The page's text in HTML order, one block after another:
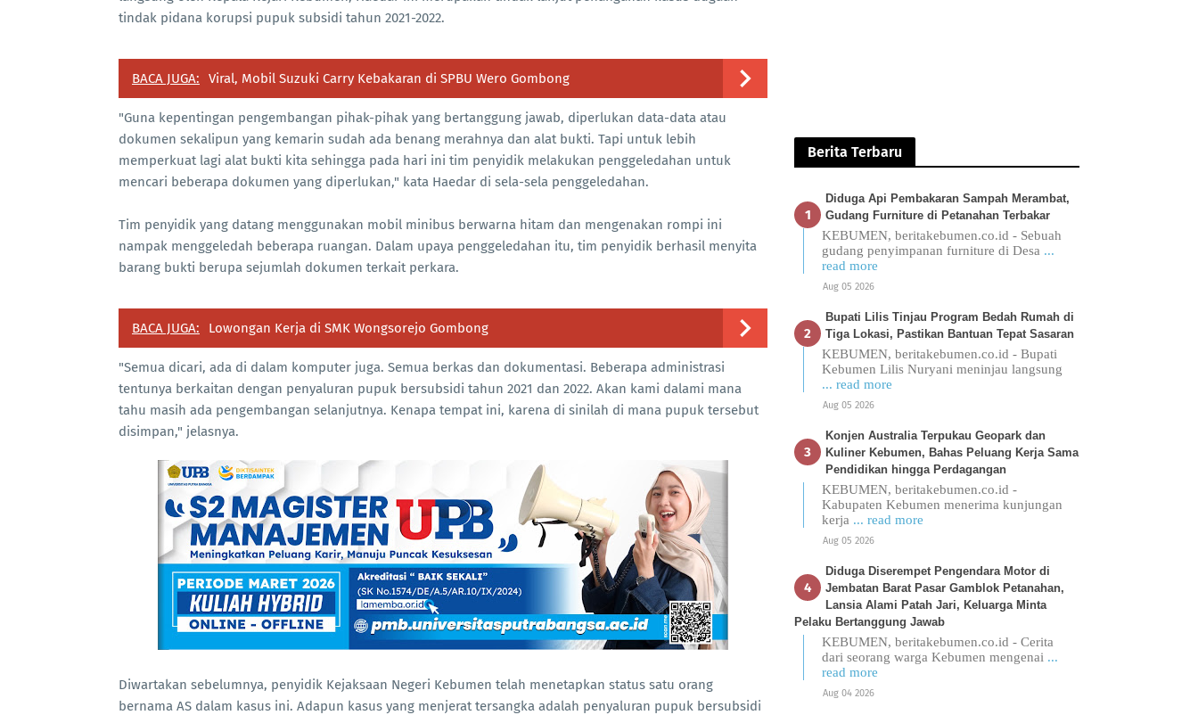
tindak pidana korupsi pupuk subsidi tahun 2021-2022.
BACA JUGA: Viral, Mobil Suzuki Carry Kebakaran di SPBU Wero Gombong
"Guna kepentingan pengembangan pihak-pihak yang bertanggung jawab, diperlukan data-data atau
dokumen sekalipun yang kemarin sudah ada benang merahnya dan alat bukti. Tapi untuk lebih
memperkuat lagi alat bukti kita sehingga pada hari ini tim penyidik melakukan penggeledahan untuk
mencari beberapa dokumen yang diperlukan," kata Haedar di sela-sela penggeledahan.
Tim penyidik yang datang menggunakan mobil minibus berwarna hitam dan mengenakan rompi ini
nampak menggeledah beberapa ruangan. Dalam upaya penggeledahan itu, tim penyidik berhasil menyita
barang bukti berupa sejumlah dokumen terkait perkara.
BACA JUGA: Lowongan Kerja di SMK Wongsorejo Gombong
"Semua dicari, ada di dalam komputer juga. Semua berkas dan dokumentasi. Beberapa administrasi
tentunya berkaitan dengan penyaluran pupuk bersubsidi tahun 2021 dan 2022. Akan kami dalami mana
tahu masih ada pengembangan selanjutnya. Kenapa tempat ini, karena di sinilah di mana pupuk tersebut
disimpan," jelasnya.
Diwartakan sebelumnya, penyidik Kejaksaan Negeri Kebumen telah menetapkan status satu orang
bernama AS dalam kasus ini. Adapun kasus yang menjerat tersangka adalah penyaluran pupuk bersubsidi
Berita Terbaru
Diduga Api Pembakaran Sampah Merambat,
Gudang Furniture di Petanahan Terbakar
KEBUMEN, beritakebumen.co.id - Sebuah
gudang penyimpanan furniture di Desa ...
read more
Aug 05 2026
Bupati Lilis Tinjau Program Bedah Rumah di
Tiga Lokasi, Pastikan Bantuan Tepat Sasaran
KEBUMEN, beritakebumen.co.id - Bupati
Kebumen Lilis Nuryani meninjau langsung
... read more
Aug 05 2026
Konjen Australia Terpukau Geopark dan
Kuliner Kebumen, Bahas Peluang Kerja Sama
Pendidikan hingga Perdagangan
KEBUMEN, beritakebumen.co.id -
Kabupaten Kebumen menerima kunjungan
kerja ... read more
Aug 05 2026
Diduga Diserempet Pengendara Motor di
Jembatan Barat Pasar Gamblok Petanahan,
Lansia Alami Patah Jari, Keluarga Minta
Pelaku Bertanggung Jawab
KEBUMEN, beritakebumen.co.id - Cerita
dari seorang warga Kebumen mengenai ...
read more
Aug 04 2026